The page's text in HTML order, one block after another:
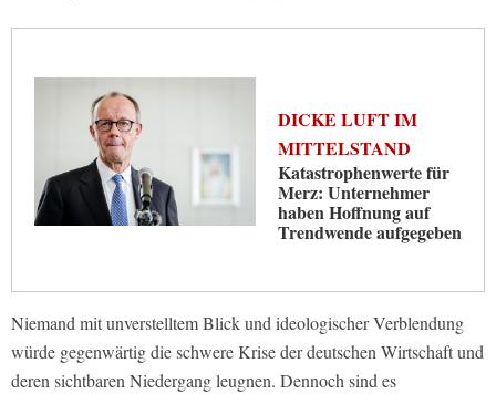
DICKE LUFT IM
MITTELSTAND
Katastrophenwerte für
Merz: Unternehmer
haben Hoffnung auf
Trendwende aufgegeben
Niemand mit unverstelltem Blick und ideologischer Verblendung
würde gegenwärtig die schwere Krise der deutschen Wirtschaft und
deren sichtbaren Niedergang leugnen. Dennoch sind es